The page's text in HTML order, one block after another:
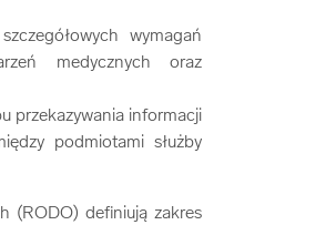
wymagań
medycznych oraz
przekazywania informacji
podmiotami służby
(RODO) definiują zakres